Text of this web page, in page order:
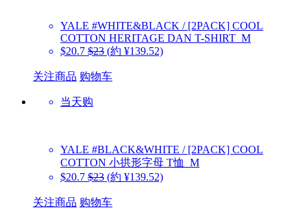
YALE #WHITE&BLACK / [2PACK] COOL
COTTON HERITAGE DAN T-SHIRT_M
$20.7 $23 (約 ¥139.52)
关注商品 购物车
当天购
YALE #BLACK&WHITE / [2PACK] COOL
COTTON 小拱形字母 T恤_M
$20.7 $23 (約 ¥139.52)
关注商品 购物车